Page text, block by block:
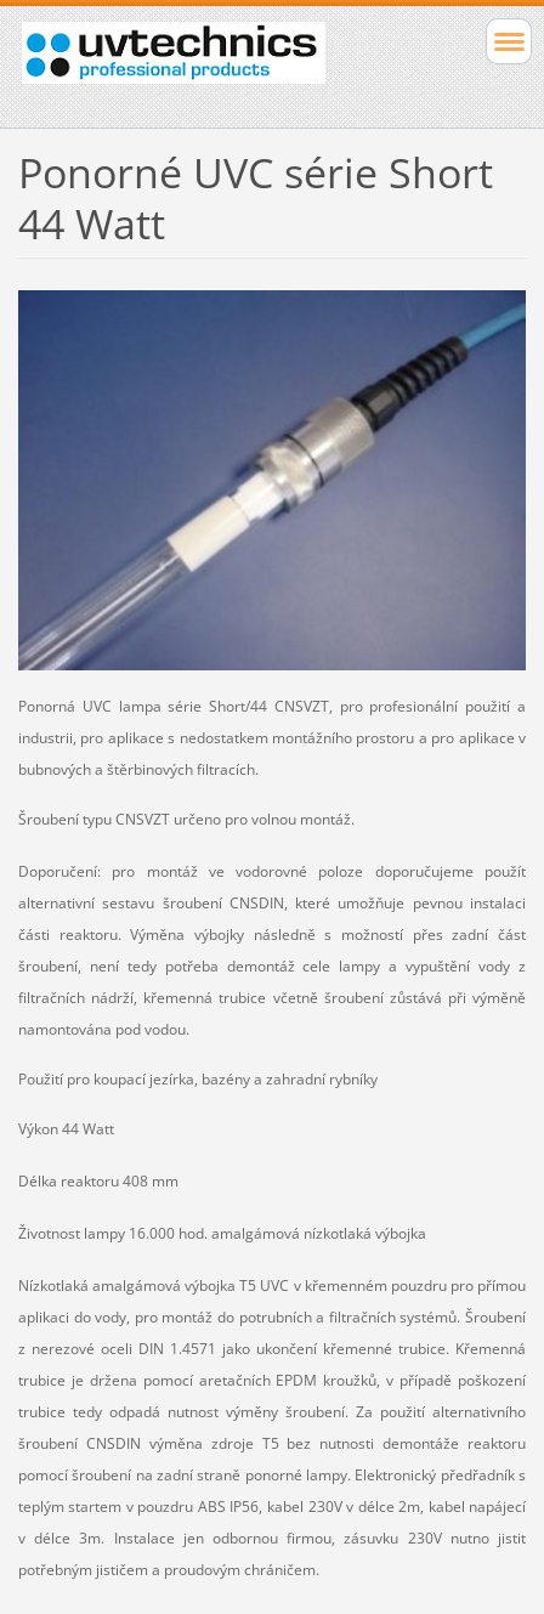
Ponorné UVC série Short
44 Watt
Ponorná UVC lampa série Short/44 CNSVZT, pro profesionální použití a
industrii, pro aplikace s nedostatkem montážního prostoru a pro aplikace v
bubnových a štěrbinových filtracích.
Šroubení typu CNSVZT určeno pro volnou montáž.
Doporučení: pro montáž ve vodorovné poloze doporučujeme použít
alternativní sestavu šroubení CNSDIN, které umožňuje pevnou instalaci
části reaktoru. Výměna výbojky následně s možností přes zadní část
šroubení, není tedy potřeba demontáž cele lampy a vypuštění vody z
filtračních nádrží, křemenná trubice včetně šroubení zůstává při výměně
namontována pod vodou.
Použití pro koupací jezírka, bazény a zahradní rybníky
Výkon 44 Watt
Délka reaktoru 408 mm
Životnost lampy 16.000 hod. amalgámová nízkotlaká výbojka
Nízkotlaká amalgámová výbojka T5 UVC v křemenném pouzdru pro přímou
aplikaci do vody, pro montáž do potrubních a filtračních systémů. Šroubení
z nerezové oceli DIN 1.4571 jako ukončení křemenné trubice. Křemenná
trubice je držena pomocí aretačních EPDM kroužků, v případě poškození
trubice tedy odpadá nutnost výměny šroubení. Za použití alternativního
šroubení CNSDIN výměna zdroje T5 bez nutnosti demontáže reaktoru
pomocí šroubení na zadní straně ponorné lampy. Elektronický předřadník s
teplým startem v pouzdru ABS IP56, kabel 230V v délce 2m, kabel napájecí
v délce 3m. Instalace jen odbornou firmou, zásuvku 230V nutno jistit
potřebným jističem a proudovým chráničem.